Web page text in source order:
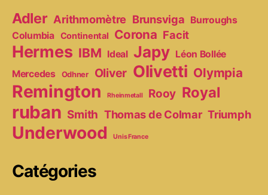
Adler Arithmomètre Brunsviga Burroughs
Columbia Continental Corona Facit
Hermes IBM Ideal Japy Léon Bollée
Mercedes
Odhner Oliver Olivetti Olympia
Remington Rheinmetall Rooy Royal
ruban Smith Thomas de Colmar Triumph
Underwood Unis France
Catégories